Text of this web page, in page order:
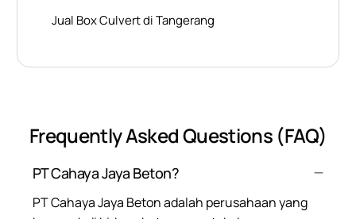
Jual Box Culvert di Tangerang
Frequently Asked Questions (FAQ)
PT Cahaya Jaya Beton?
PT Cahaya Jaya Beton adalah perusahaan yang